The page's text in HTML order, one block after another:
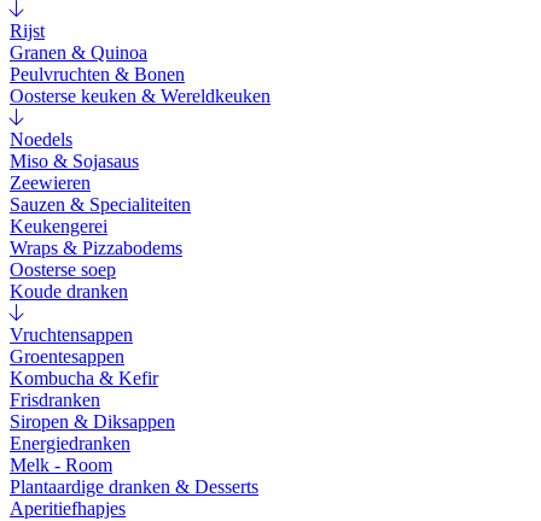
Rijst
Granen & Quinoa
Peulvruchten & Bonen
Oosterse keuken & Wereldkeuken
Noedels
Miso & Sojasaus
Zeewieren
Sauzen & Specialiteiten
Keukengerei
Wraps & Pizzabodems
Oosterse soep
Koude dranken
Vruchtensappen
Groentesappen
Kombucha & Kefir
Frisdranken
Siropen & Diksappen
Energiedranken
Melk - Room
Plantaardige dranken & Desserts
Aperitiefhapjes